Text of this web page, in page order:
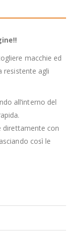
macchie ed
resistente agli
all’interno del
direttamente con
così le